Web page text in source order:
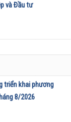
và Đầu tư
triển khai phương
8/2026